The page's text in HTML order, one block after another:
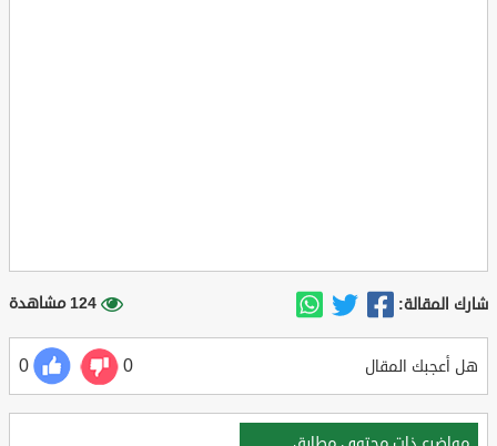
شارك المقالة: 124 مشاهدة
هل أعجبك المقال 0
0